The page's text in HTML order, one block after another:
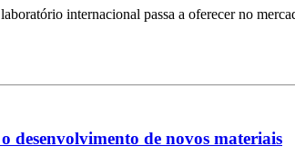
internacional passa a oferecer no
desenvolvimento de novos materiais